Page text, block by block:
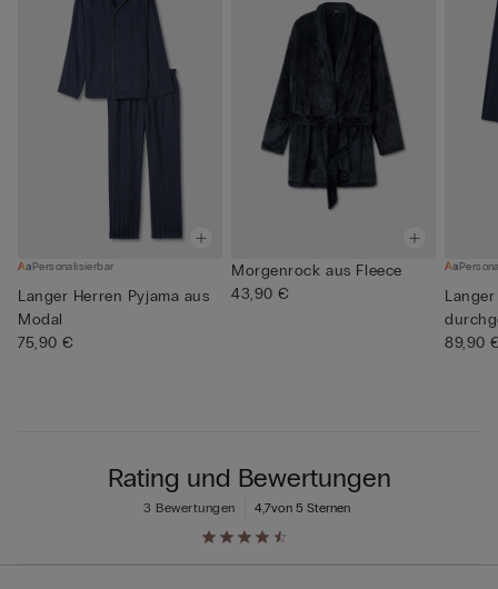
Personalisierbar
Langer Herren Pyjama aus
Modal
75,90 €
Morgenrock aus Fleece
43,90 €
aus
89,90
Rating und Bewertungen
4,7von 5 Sternen
3 Bewertungen